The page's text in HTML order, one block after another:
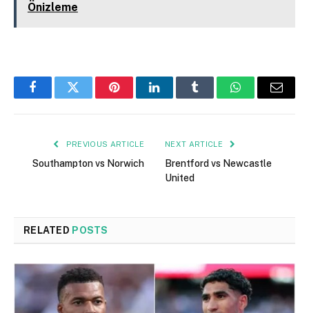
Önizleme
FacebookTwitter PinterestLinkedInTumblr WhatsAppEmail
PREVIOUS ARTICLE
Southampton vs Norwich
NEXT ARTICLE
Brentford vs Newcastle
United
RELATED POSTS